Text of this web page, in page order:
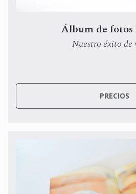
Álbum de
Nuestro éxito de
PRECIOS